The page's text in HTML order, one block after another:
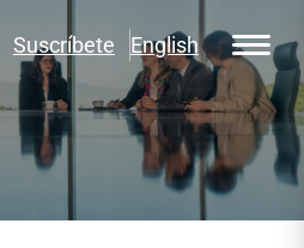
Suscríbete English